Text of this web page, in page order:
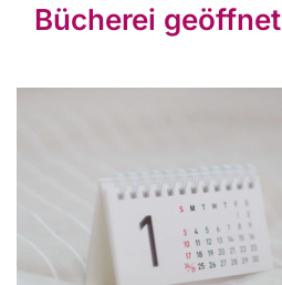
Bücherei geöffnet